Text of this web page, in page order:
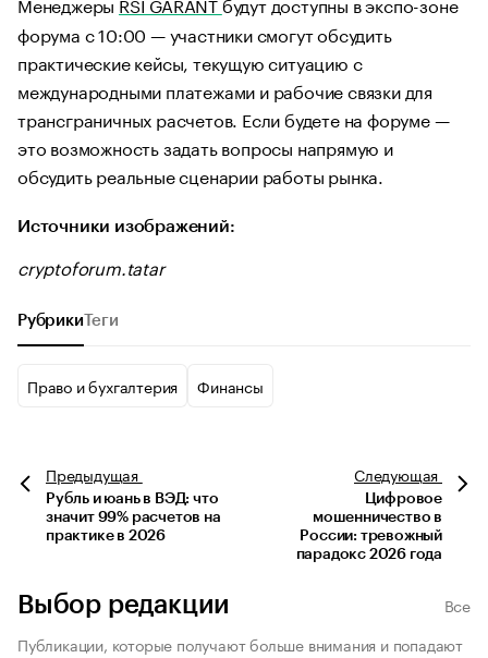
форума с 10:00 — участники смогут обсудить
практические кейсы, текущую ситуацию с
международными платежами и рабочие связки для
трансграничных расчетов. Если будете на форуме —
это возможность задать вопросы напрямую и
обсудить реальные сценарии работы рынка.
Источники изображений:
cryptoforum.tatar
Рубрики Теги
Право и бухгалтерия Финансы
Предыдущая
Рубль и юань в ВЭД: что
значит 99% расчетов на
практике в 2026
Следующая
Цифровое
мошенничество в
России: тревожный
парадокс 2026 года
Выбор редакции
Все
Публикации, которые получают больше внимания и попадают